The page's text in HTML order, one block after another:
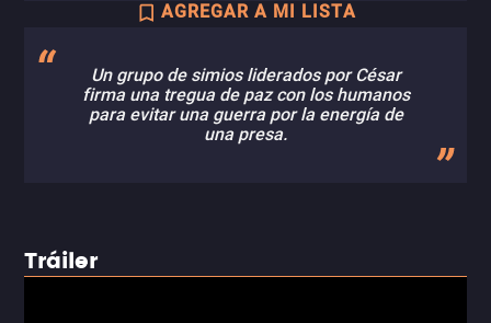
AGREGAR A MI LISTA
Un grupo de simios liderados por César
firma una tregua de paz con los humanos
para evitar una guerra por la energía de
una presa.
Tráiler